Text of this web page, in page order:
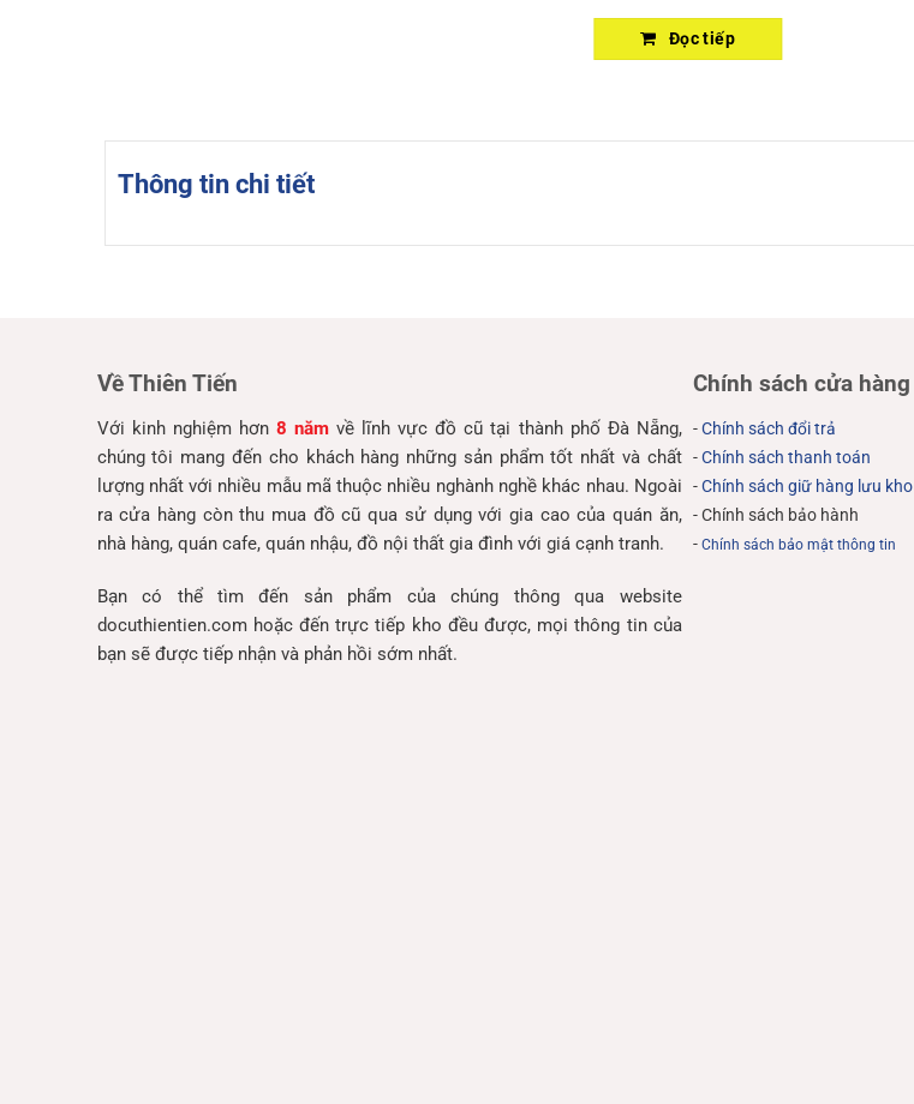
Đọc tiếp
Thông tin chi tiết
Về Thiên Tiến
Với kinh nghiệm hơn 8 nămvề lĩnh vực đồ cũ tại thành phố Đà Nẵng,
chúng tôi mang đến cho khách hàng những sản phẩm tốt nhất và chất
lượng nhất với nhiều mẫu mã thuộc nhiều nghành nghề khác nhau. Ngoài
ra cửa hàng còn thu mua đồ cũ qua sử dụng với gia cao của quán ăn,
nhà hàng, quán cafe, quán nhậu, đồ nội thất gia đình với giá cạnh tranh.
Bạn có thể tìm đến sản phẩm của chúng thông qua website
docuthientien.com hoặc đến trực tiếp kho đều được, mọi thông tin của
bạn sẽ được tiếp nhận và phản hồi sớm nhất.
Chính sách cửa hàng
-Chính sách đổi trả
-Chính sách thanh toán
-Chính sách giữ hàng lưu kho
- Chính sách bảo hành
-Chính sách bảo mật thông tin